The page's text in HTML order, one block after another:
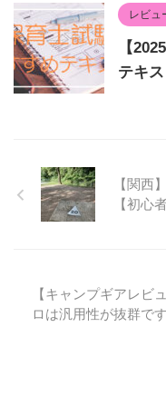
レビュ
【
テキ
【関西
【初心
【キャンプギアレビ
ロは汎用性が抜群で